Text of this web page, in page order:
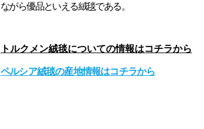
ながら優品といえる絨毯である。
トルクメン絨毯についての情報はコチラから
​ペルシア絨毯の産地情報はコチラから